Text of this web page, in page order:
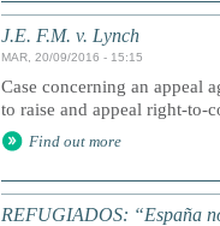
J.E. F.M. v. Lynch
MAR, 20/09/2016 - 15:15
Case concerning an appeal
to raise and appeal right-to-
Find out more
REFUGIADOS: “España